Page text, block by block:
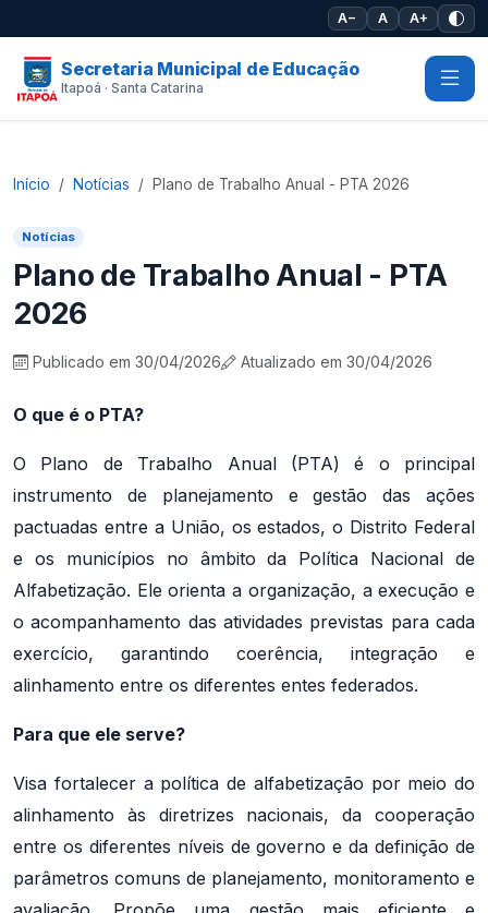
A− A A+
Secretaria Municipal de Educação
Itapoá · Santa Catarina
Início Notícias Plano de Trabalho Anual - PTA 2026
Notícias
Plano de Trabalho Anual - PTA
2026
Publicado em 30/04/2026 Atualizado em 30/04/2026
O que é o PTA?
O Plano de Trabalho Anual (PTA) é o principal
instrumento de planejamento e gestão das ações
pactuadas entre a União, os estados, o Distrito Federal
e os municípios no âmbito da Política Nacional de
Alfabetização. Ele orienta a organização, a execução e
o acompanhamento das atividades previstas para cada
exercício, garantindo coerência, integração e
alinhamento entre os diferentes entes federados.
Para que ele serve?
Visa fortalecer a política de alfabetização por meio do
alinhamento às diretrizes nacionais, da cooperação
entre os diferentes níveis de governo e da definição de
parâmetros comuns de planejamento, monitoramento e